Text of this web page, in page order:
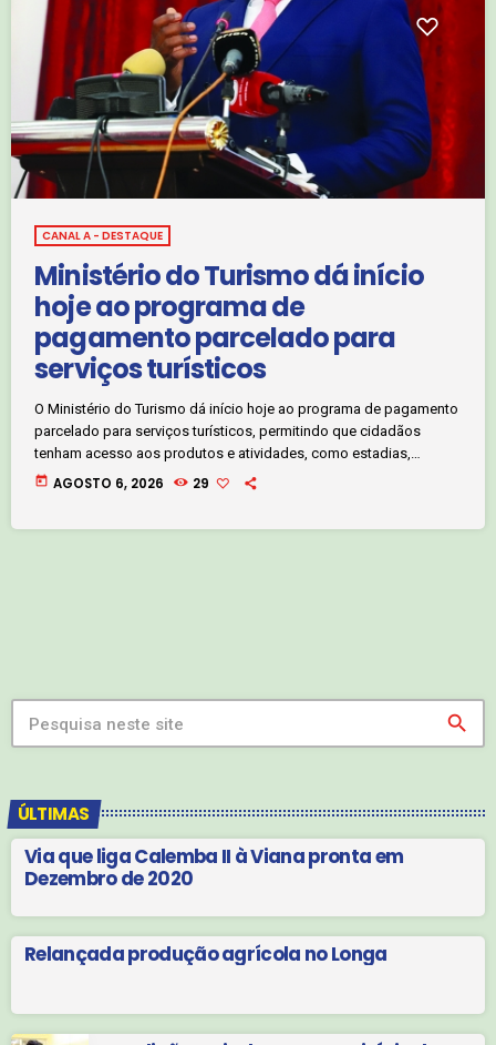
CANAL A - DESTAQUE
Ministério do Turismo dá início
hoje ao programa de
pagamento parcelado para
serviços turísticos
O Ministério do Turismo dá início hoje ao programa de pagamento
parcelado para serviços turísticos, permitindo que cidadãos
tenham acesso aos produtos e atividades, como estadias,
viagens e outros pacotes. O processo de integração dos
today AGOSTO 6, 2026 29
search
ÚLTIMAS
Via que liga Calemba II à Viana pronta em
Dezembro de 2020
Relançada produção agrícola no Longa